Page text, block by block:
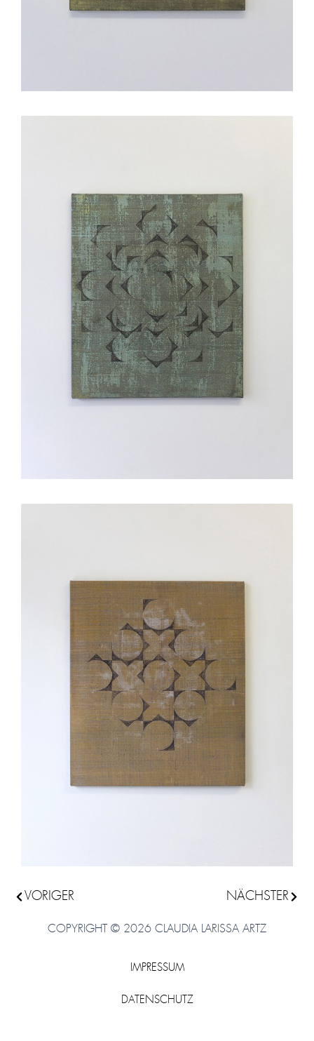
Zurück
VORIGER NÄCHSTER
COPYRIGHT © 2026 CLAUDIA LARISSA ARTZ
IMPRESSUM
DATENSCHUTZ